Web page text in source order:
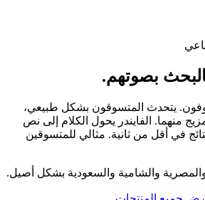
بصوتهم.
يتحدث المتسوقون بشكل طبيعي،
مزيج منهما. الفايندر يحول الكلام إلى نص
في أقل من ثانية. مثالي للمتسوقين
والشامية والسعودية بشكل أصيل.